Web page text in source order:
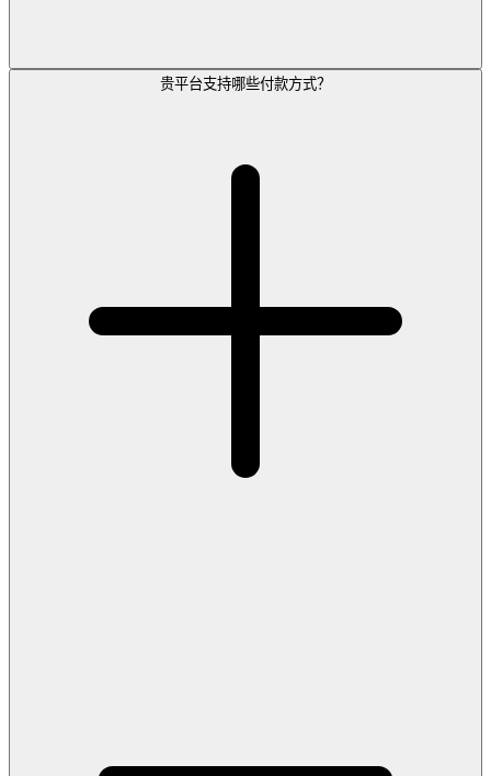
贵平台支持哪些付款方式？